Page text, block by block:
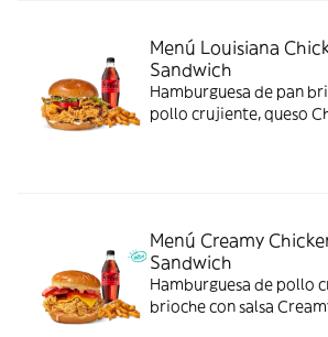
Menú Louisiana
Sandwich
Hamburguesa de pan
pollo crujiente, queso
Menú Creamy
Sandwich
Hamburguesa de pollo
brioche con salsa